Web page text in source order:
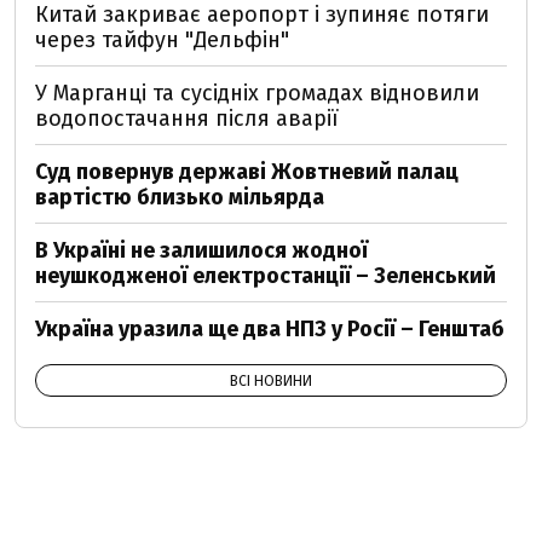
Китай закриває аеропорт і зупиняє потяги
через тайфун "Дельфін"
У Марганці та сусідніх громадах відновили
водопостачання після аварії
Суд повернув державі Жовтневий палац
вартістю близько мільярда
В Україні не залишилося жодної
неушкодженої електростанції – Зеленський
Україна уразила ще два НПЗ у Росії – Генштаб
ВСІ НОВИНИ